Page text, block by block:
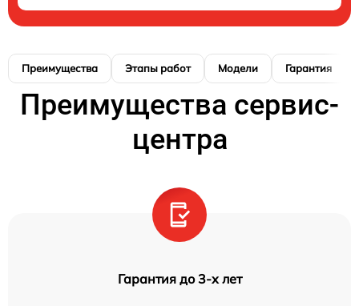
Преимущества Этапы работ Модели Гарантия
Преимущества сервис-
центра
Гарантия до 3-х лет